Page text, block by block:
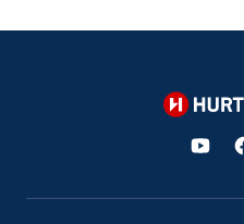
Hurtigruten